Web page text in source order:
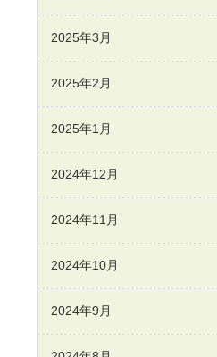
2025年3月
2025年2月
2025年1月
2024年12月
2024年11月
2024年10月
2024年9月